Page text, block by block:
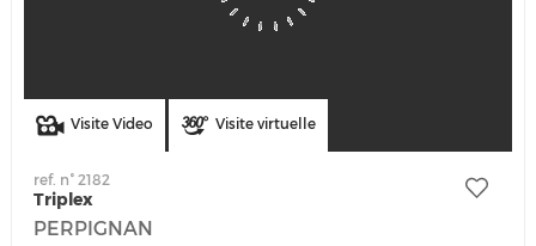
Visite Video Visite virtuelle
ref. n° 2182
Triplex
PERPIGNAN